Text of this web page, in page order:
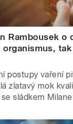
Rambousek o
postupy vaření
zlatavý mok
sládkem